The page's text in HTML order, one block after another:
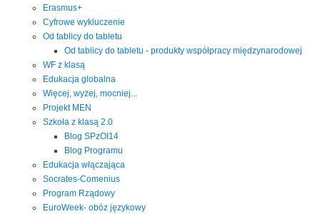
Erasmus+
Cyfrowe wykluczenie
Od tablicy do tabletu
Od tablicy do tabletu - produkty współpracy międzynarodowej
WF z klasą
Edukacja globalna
Więcej, wyżej, mocniej...
Projekt MEN
Szkoła z klasą 2.0
Blog SPzOI14
Blog Programu
Edukacja włączająca
Socrates-Comenius
Program Rządowy
EuroWeek- obóz językowy